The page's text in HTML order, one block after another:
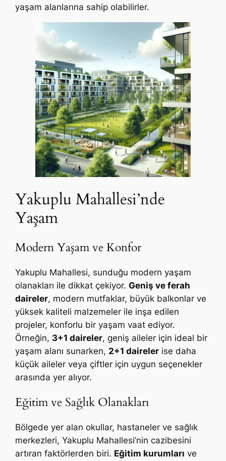
yaşam alanlarına sahip olabilirler.
Yakuplu Mahallesi’nde
Yaşam
Modern Yaşam ve Konfor
Yakuplu Mahallesi, sunduğu modern yaşam
olanakları ile dikkat çekiyor.Geniş ve ferah
daireler, modern mutfaklar, büyük balkonlar ve
yüksek kaliteli malzemeler ile inşa edilen
projeler, konforlu bir yaşam vaat ediyor.
Örneğin, 3+1 daireler, geniş aileler için ideal bir
yaşam alanı sunarken, 2+1 daireler ise daha
küçük aileler veya çiftler için uygun seçenekler
arasında yer alıyor.
Eğitim ve Sağlık Olanakları
Bölgede yer alan okullar, hastaneler ve sağlık
merkezleri, Yakuplu Mahallesi’nin cazibesini
artıran faktörlerden biri. Eğitim kurumları ve